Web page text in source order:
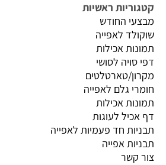
קטגוריות ראשיות
מבצעי החודש
שוקולד לאפייה
תמונות אכילות
דפי סויה לסושי
מקרון/טארטלטים
חומרי גלם לאפייה
תמונות אכילות
דף אכיל לעוגות
תבניות חד פעמיות לאפייה
תבניות אפייה
צור קשר